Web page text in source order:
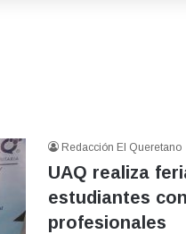
Redacción El Queretano
UAQ realiza
estudiantes
profesionales